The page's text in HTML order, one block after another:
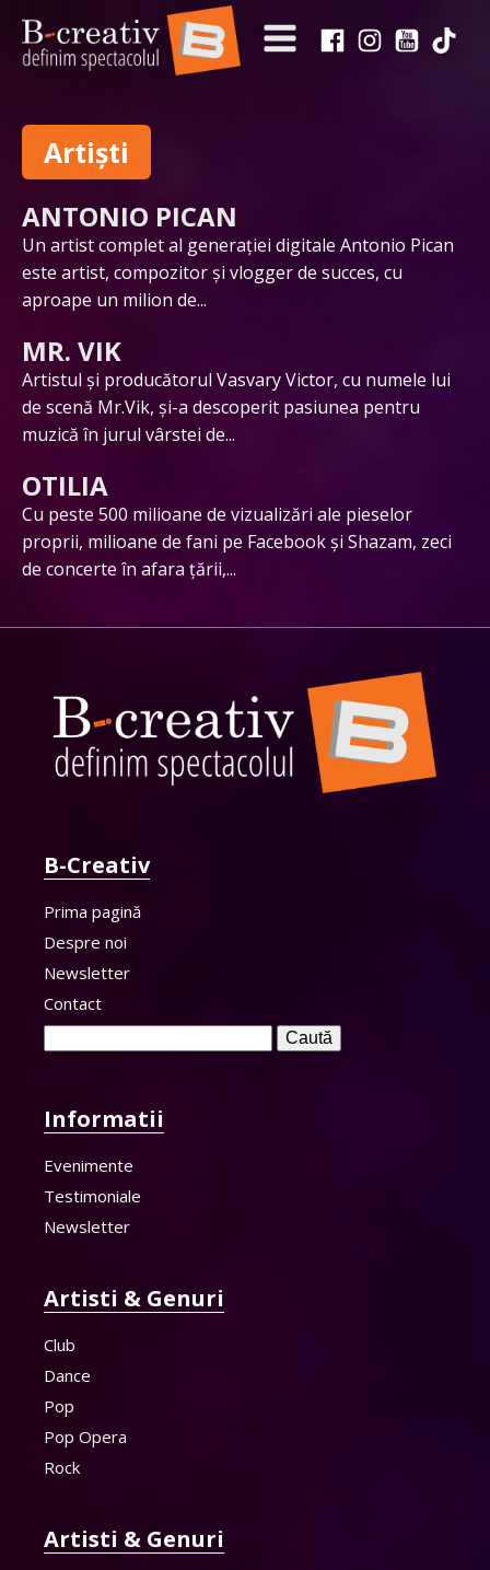
Artiști
ANTONIO PICAN
Un artist complet al generației digitale Antonio Pican
este artist, compozitor și vlogger de succes, cu
aproape un milion de...
MR. VIK
Artistul și producătorul Vasvary Victor, cu numele lui
de scenă Mr.Vik, și-a descoperit pasiunea pentru
muzică în jurul vârstei de...
OTILIA
Cu peste 500 milioane de vizualizări ale pieselor
proprii, milioane de fani pe Facebook și Shazam, zeci
de concerte în afara țării,...
B-Creativ
Prima pagină
Despre noi
Newsletter
Contact
Informatii
Evenimente
Testimoniale
Newsletter
Artisti & Genuri
Club
Dance
Pop
Pop Opera
Rock
Artisti & Genuri